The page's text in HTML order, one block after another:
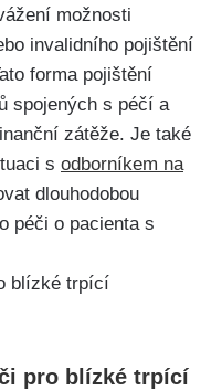
možnosti
invalidního pojištění
forma pojištění
spojených s péčí a
zátěže. Je také
s odborníkem na
dlouhodobou
péči o pacienta s
pro blízké trpící